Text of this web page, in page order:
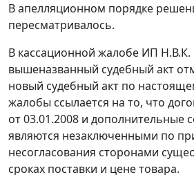
В апелляционном порядке
пересматривалось.
В кассационной жалобе ИП Н.В.К.
вышеназванный судебный акт
новый судебный акт по
жалобы ссылается на то, что
от 03.01.2008 и дополнительные
являются незаключенными по
несогласования сторонами
сроках поставки и цене товара.